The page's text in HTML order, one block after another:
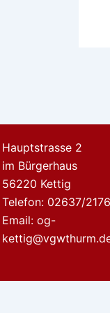
Hauptstrasse 2
im Bürgerhaus
56220 Kettig
Telefon: 02637/2176
Email: og-